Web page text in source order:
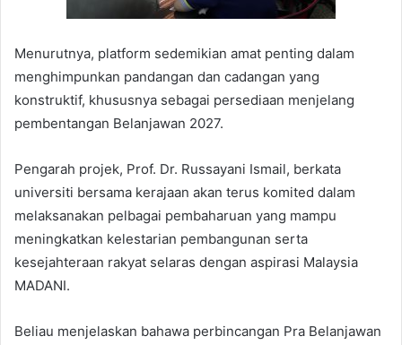
Menurutnya, platform sedemikian amat penting dalam
menghimpunkan pandangan dan cadangan yang
konstruktif, khususnya sebagai persediaan menjelang
pembentangan Belanjawan 2027.
Pengarah projek, Prof. Dr. Russayani Ismail, berkata
universiti bersama kerajaan akan terus komited dalam
melaksanakan pelbagai pembaharuan yang mampu
meningkatkan kelestarian pembangunan serta
kesejahteraan rakyat selaras dengan aspirasi Malaysia
MADANI.
Beliau menjelaskan bahawa perbincangan Pra Belanjawan